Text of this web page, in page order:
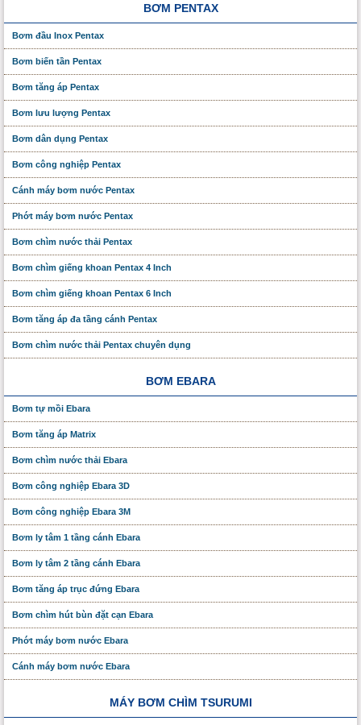
BƠM PENTAX
Bơm đầu Inox Pentax
Bơm biến tần Pentax
Bơm tăng áp Pentax
Bơm lưu lượng Pentax
Bơm dân dụng Pentax
Bơm công nghiệp Pentax
Cánh máy bơm nước Pentax
Phớt máy bơm nước Pentax
Bơm chìm nước thải Pentax
Bơm chìm giếng khoan Pentax 4 Inch
Bơm chìm giếng khoan Pentax 6 Inch
Bơm tăng áp đa tầng cánh Pentax
Bơm chìm nước thải Pentax chuyên dụng
BƠM EBARA
Bơm tự mồi Ebara
Bơm tăng áp Matrix
Bơm chìm nước thải Ebara
Bơm công nghiệp Ebara 3D
Bơm công nghiệp Ebara 3M
Bơm ly tâm 1 tầng cánh Ebara
Bơm ly tâm 2 tầng cánh Ebara
Bơm tăng áp trục đứng Ebara
Bơm chìm hút bùn đặt cạn Ebara
Phớt máy bơm nước Ebara
Cánh máy bơm nước Ebara
MÁY BƠM CHÌM TSURUMI